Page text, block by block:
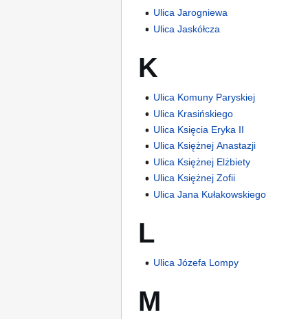
Ulica Jarogniewa
Ulica Jaskółcza
K
Ulica Komuny Paryskiej
Ulica Krasińskiego
Ulica Księcia Eryka II
Ulica Księżnej Anastazji
Ulica Księżnej Elżbiety
Ulica Księżnej Zofii
Ulica Jana Kułakowskiego
L
Ulica Józefa Lompy
M